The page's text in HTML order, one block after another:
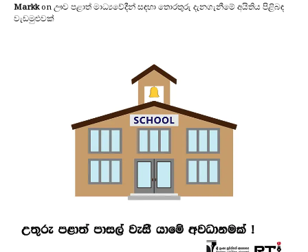
Markkon ඌව පළාත් මාධ්‍යවේදීන් සඳහා තොරතුරු දැනගැනීමේ අයිතිය පිළිබඳ
වැඩමුළුවක්